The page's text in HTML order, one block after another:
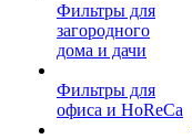
Фильтры для
загородного
дома и дачи
Фильтры для
офиса и HoReCa